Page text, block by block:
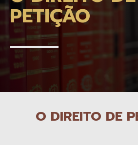
PETIÇÃO
O DIREITO DE